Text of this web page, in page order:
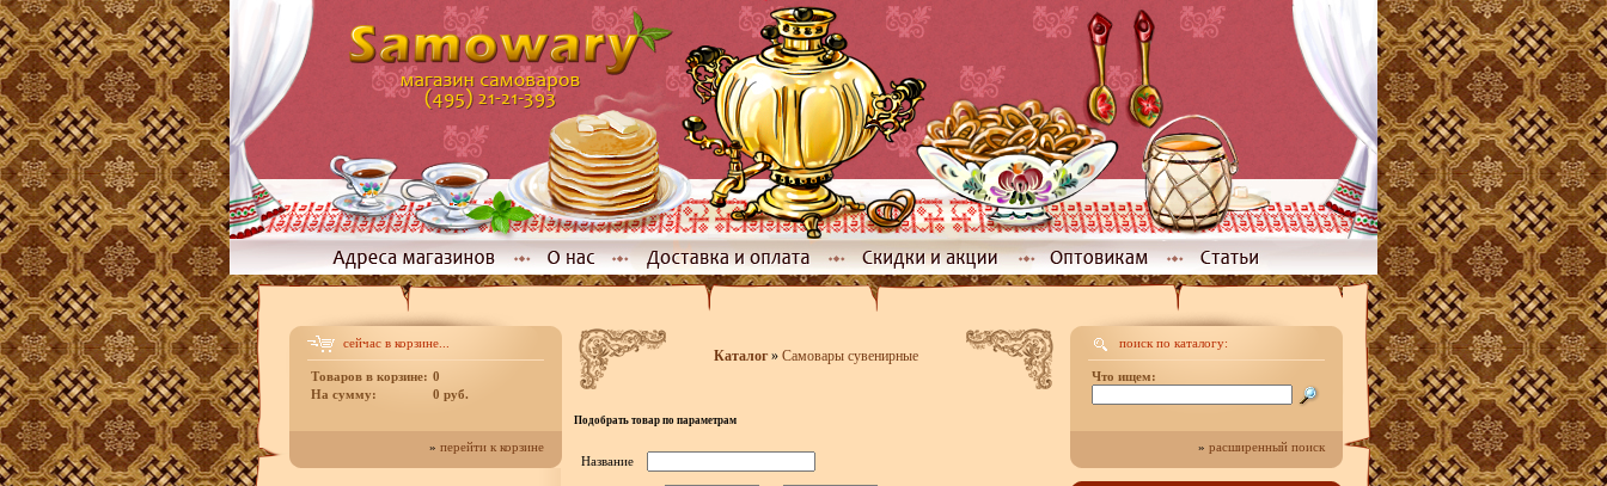
сейчас в корзине...
Товаров в корзине: 0
На сумму:
0 руб.
» перейти к корзине
Каталог» Самовары сувенирные
Подобрать товар по параметрам
Название
поиск по каталогу:
Что ищем:
» расширенный поиск